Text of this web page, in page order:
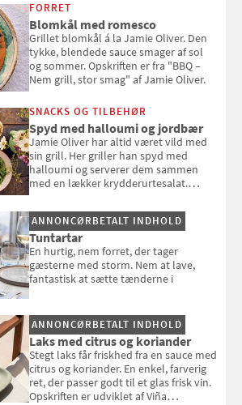
FORRET
Blomkål med romesco
Grillet blomkål á la Jamie Oliver. Den
tykke, blendede sauce smager af sol
og sommer. Opskriften er fra "BBQ –
Nem grill, stor smag" af Jamie Oliver.
SNACKS OG TILBEHØR
Spyd med halloumi og jordbær
Jamie Oliver har altid været vild med
sin grill. Her griller han spyd med
halloumi og serverer dem sammen
med en lækker krydderurtesalat.
smag" af Jamie Oliver.
ANNONCØRBETALT INDHOLD
Tuntartar
En hurtig, nem forret, der tager
gæsterne med storm. Nem at lave,
fantastisk at sætte tænderne i
ANNONCØRBETALT INDHOLD
Laks med citrus og koriander
Stegt laks får friskhed fra en sauce med
citrus og koriander. En enkel, farverig
ret, der passer godt til et glas frisk vin.
Opskriften er udviklet af Viña